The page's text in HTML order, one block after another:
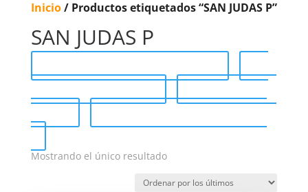
Inicio/ Productos etiquetados “SAN JUDAS P”
SAN JUDAS P
Mostrando el único resultado